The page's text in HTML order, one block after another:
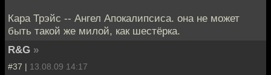
Кара Трэйс -- Ангел Апокалипсиса. она не может
быть такой же милой, как шестёрка.
R&G »
#37 | 13.08.09 14:17